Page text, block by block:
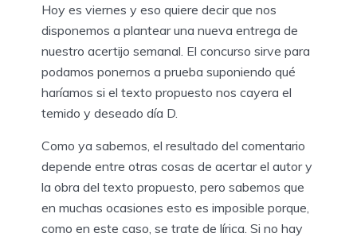
Hoy es viernes y eso quiere decir que nos
disponemos a plantear una nueva entrega de
nuestro acertijo semanal. El concurso sirve para
podamos ponernos a prueba suponiendo qué
haríamos si el texto propuesto nos cayera el
temido y deseado día D.
Como ya sabemos, el resultado del comentario
depende entre otras cosas de acertar el autor y
la obra del texto propuesto, pero sabemos que
en muchas ocasiones esto es imposible porque,
como en este caso, se trate de lírica. Si no hay